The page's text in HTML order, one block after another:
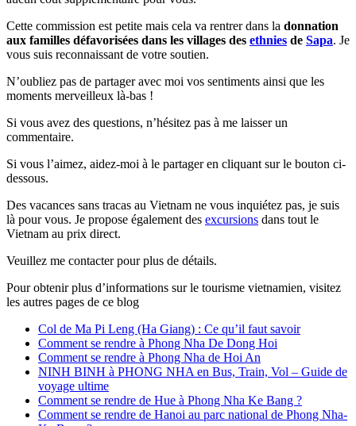
Cette commission est petite mais cela va rentrer dans la donnation
aux familles défavorisées dans les villages des ethnies de Sapa. Je
vous suis reconnaissant de votre soutien.
N’oubliez pas de partager avec moi vos sentiments ainsi que les
moments merveilleux là-bas !
Si vous avez des questions, n’hésitez pas à me laisser un
commentaire.
Si vous l’aimez, aidez-moi à le partager en cliquant sur le bouton ci-
dessous.
Des vacances sans tracas au Vietnam ne vous inquiétez pas, je suis
là pour vous. Je propose également des excursions dans tout le
Vietnam au prix direct.
Veuillez me contacter pour plus de détails.
Pour obtenir plus d’informations sur le tourisme vietnamien, visitez
les autres pages de ce blog
Col de Ma Pi Leng (Ha Giang) : Ce qu’il faut savoir
Comment se rendre à Phong Nha De Dong Hoi
Comment se rendre à Phong Nha de Hoi An
NINH BINH à PHONG NHA en Bus, Train, Vol – Guide de
voyage ultime
Comment se rendre de Hue à Phong Nha Ke Bang ?
Comment se rendre de Hanoi au parc national de Phong Nha-